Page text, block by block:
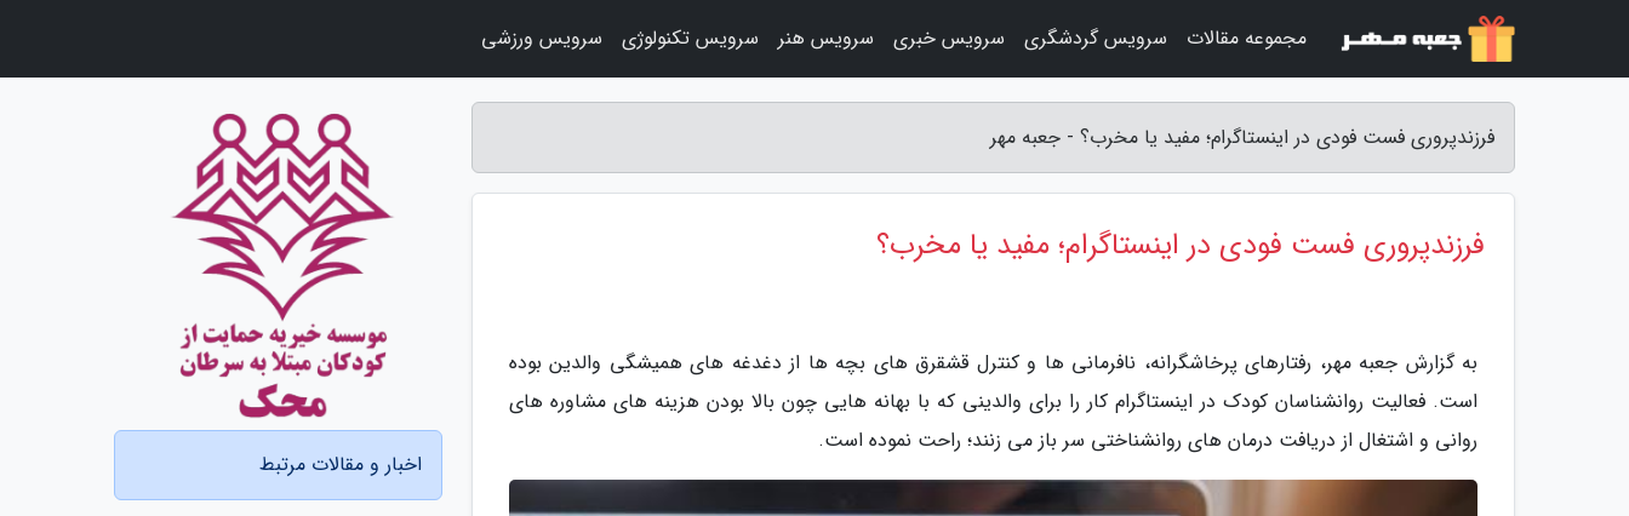
فرزندپروری فست فودی در اینستاگرام؛ مفید یا مخرب؟ - جعبه مهر
فرزندپروری فست فودی در اینستاگرام؛ مفید یا مخرب؟
به گزارش جعبه مهر، رفتارهای پرخاشگرانه، نافرمانی ها و کنترل قشقرق های بچه ها از دغدغه های همیشگی والدین بوده
است. فعالیت روانشناسان کودک در اینستاگرام کار را برای والدینی که با بهانه هایی چون بالا بودن هزینه های مشاوره های
روانی و اشتغال از دریافت درمان های روانشناختی سر باز می زنند؛ راحت نموده است.
اخبار و مقالات مرتبط
مجموعه مقالات سرویس گردشگری سرویس خبری سرویس هنر سرویس تکنولوژی سرویس ورزشی